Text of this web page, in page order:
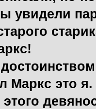
увидели
Маркс это я.